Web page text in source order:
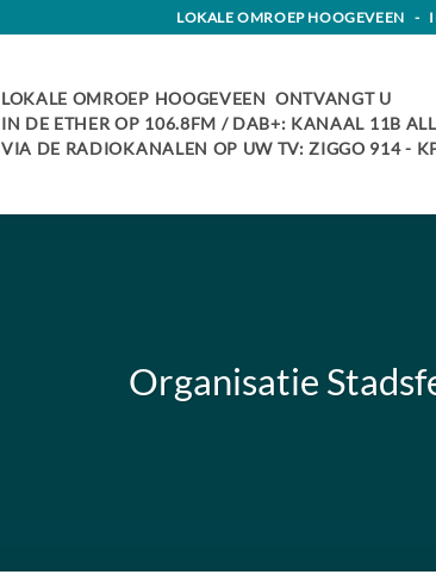
LOKALE OMROEP HOOGEVEEN
LOKALE OMROEP HOOGEVEEN ONTVANGT U
IN DE ETHER OP 106.8FM / DAB+: KANAAL 11B
VIA DE RADIOKANALEN OP UW TV: ZIGGO 914 -
Organisatie